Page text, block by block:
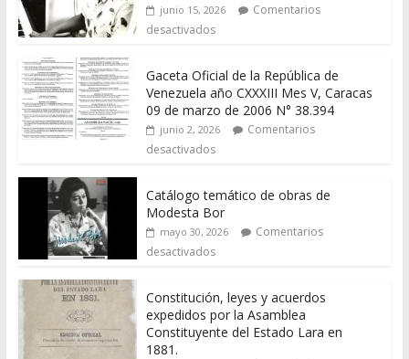
junio 15, 2026
Comentarios
desactivados
Gaceta Oficial de la República de
Venezuela año CXXXIII Mes V, Caracas
09 de marzo de 2006 N° 38.394
junio 2, 2026
Comentarios
desactivados
Catálogo temático de obras de
Modesta Bor
mayo 30, 2026
Comentarios
desactivados
Constitución, leyes y acuerdos
expedidos por la Asamblea
Constituyente del Estado Lara en
1881.